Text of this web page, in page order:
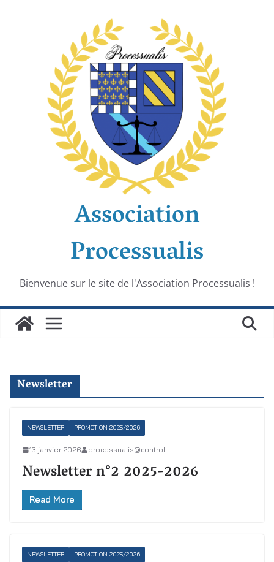
Association
Processualis
Bienvenue sur le site de l'Association Processualis !
Newsletter
NEWSLETTER PROMOTION 2025/2026
13 janvier 2026 processualis@control
Newsletter n°2 2025-2026
Read More
NEWSLETTER PROMOTION 2025/2026